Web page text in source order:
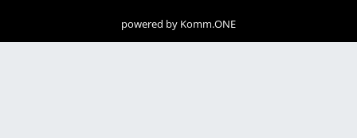
powered by Komm.ONE